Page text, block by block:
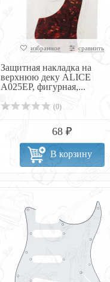
избранное сравнить
Защитная накладка на
верхнюю деку ALICE
A025EP, фигурная,...
(0)
68 ₽
В корзину